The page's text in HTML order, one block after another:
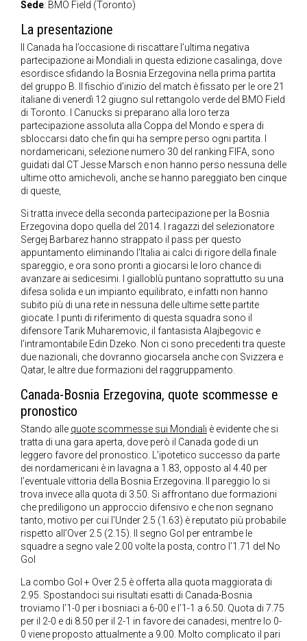
Sede: BMO Field (Toronto)
La presentazione
Il Canada ha l’occasione di riscattare l’ultima negativa
partecipazione ai Mondiali in questa edizione casalinga, dove
esordisce sfidando la Bosnia Erzegovina nella prima partita
del gruppo B. Il fischio d’inizio del match è fissato per le ore 21
italiane di venerdì 12 giugno sul rettangolo verde del BMO Field
di Toronto. I Canucks si preparano alla loro terza
partecipazione assoluta alla Coppa del Mondo e spera di
sbloccarsi dato che fin qui ha sempre perso ogni partita. I
nordamericani, selezione numero 30 del ranking FIFA, sono
guidati dal CT Jesse Marsch e non hanno perso nessuna delle
ultime otto amichevoli, anche se hanno pareggiato ben cinque
di queste,
Si tratta invece della seconda partecipazione per la Bosnia
Erzegovina dopo quella del 2014. I ragazzi del selezionatore
Sergej Barbarez hanno strappato il pass per questo
appuntamento eliminando l’Italia ai calci di rigore della finale
spareggio, e ora sono pronti a giocarsi le loro chance di
avanzare ai sedicesimi. I gialloblù puntano soprattutto su una
difesa solida e un impianto equilibrato, e infatti non hanno
subito più di una rete in nessuna delle ultime sette partite
giocate. I punti di riferimento di questa squadra sono il
difensore Tarik Muharemovic, il fantasista Alajbegovic e
l’intramontabile Edin Dzeko. Non ci sono precedenti tra queste
due nazionali, che dovranno giocarsela anche con Svizzera e
Qatar, le altre due formazioni del raggruppamento.
Canada-Bosnia Erzegovina, quote scommesse e
pronostico
Stando alle quote scommesse sui Mondiali è evidente che si
tratta di una gara aperta, dove però il Canada gode di un
leggero favore del pronostico. L’ipotetico successo da parte
dei nordamericani è in lavagna a 1.83, opposto al 4.40 per
l’eventuale vittoria della Bosnia Erzegovina. Il pareggio lo si
trova invece alla quota di 3.50. Si affrontano due formazioni
che prediligono un approccio difensivo e che non segnano
tanto, motivo per cui l’Under 2.5 (1.63) è reputato più probabile
rispetto all’Over 2.5 (2.15). Il segno Gol per entrambe le
squadre a segno vale 2.00 volte la posta, contro l’1.71 del No
Gol
La combo Gol + Over 2.5 è offerta alla quota maggiorata di
2.95. Spostandoci sui risultati esatti di Canada-Bosnia
troviamo l’1-0 per i bosniaci a 6-00 e l’1-1 a 6.50. Quota di 7.75
per il 2-0 e di 8.50 per il 2-1 in favore dei canadesi, mentre lo 0-
0 viene proposto attualmente a 9.00. Molto complicato il pari